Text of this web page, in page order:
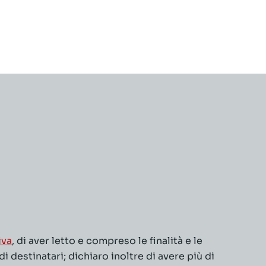
, di aver letto e compreso le finalità e le
destinatari; dichiaro inoltre di avere più di